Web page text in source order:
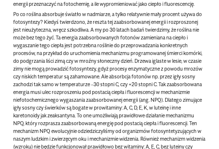
energii przeznaczyć na fotochemię, a ile wypromieniować jako ciepło i fluorescencję.
Po co roślina absorbuje światło w nadmiarze, a tylko relatywnie mały procent używa do
fotosyntezy? Kiedyś twierdzono, że reszta tej zaabsorbowanej energii i rozproszonej
jest nieużyteczna, wręcz szkodliwa. A my po 30 latach badań twierdzimy, że roślina nie
może bez tego żyć. Ta energia zaabsorbowanych fotonów zamieniana na ciepło i
wygaszanie tego ciepła jest potrzebna roślinie do przeprowadzania konkretnych
procesów, na przykład do uruchomienia mechanizmu programowanej śmierci komórki,
do podgrzania liści zimą czy w mroźny słoneczny dzień. Drzewa iglaste w lesie, w czasie
zimy nie mogą prowadzić fotosyntezy, gdyż procesy enzymatyczne z powodu mrozów
czy niskich temperatur są zahamowane. Ale absorbcja fotonów np. przez igły sosny
zachodzi tak samo w temperaturze -30 stopni C, czy +20 stopni C. Tak zaabsorbowana
energia musi ulec rozproszeniu pod postacią ciepła i fluorescencji w mechanizmie
niefotochemicznego wygaszania zaabsorbowanej energii (ang. NPQ). Dlatego zimujące
igły sosny czy świerków są bogate w prowitaminy: A, C, D, E, K, w luteinę i inne
karetonoidy jak zeaksantyna. To one umożliwiają prawidłowe działanie mechanizmu
NPQ, który rozprasza zaabsorbowaną energię pod postacią ciepła i fluorescencji. Ten
mechanizm NPQ ewolucyjnie odziedziczyliśmy od organizmów fotosyntetyzujących w
naszym ludzkim i zwierzęcym oku i mechanizmie widzenia. Również mechanizm widzenia
(wzroku) nie będzie funkcjonował prawidłowo bez witaminy: A, E, C, bez luteiny czy